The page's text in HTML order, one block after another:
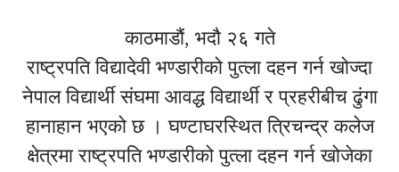
काठमाडौं, भदौ २६ गते
राष्ट्रपति विद्यादेवी भण्डारीको पुत्ला दहन गर्न खोज्दा
नेपाल विद्यार्थी संघमा आवद्ध विद्यार्थी र प्रहरीबीच ढुंगा
हानाहान भएको छ । घण्टाघरस्थित त्रिचन्द्र कलेज
क्षेत्रमा राष्ट्रपति भण्डारीको पुत्ला दहन गर्न खोजेका